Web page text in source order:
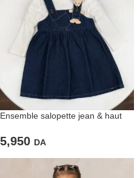
Ensemble salopette jean & haut
et du confort
5,950 DA